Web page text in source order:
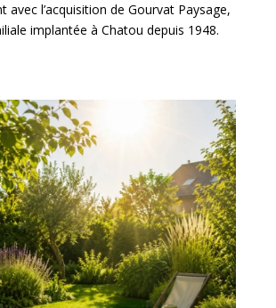
avec l’acquisition de Gourvat Paysage,
implantée à Chatou depuis 1948.